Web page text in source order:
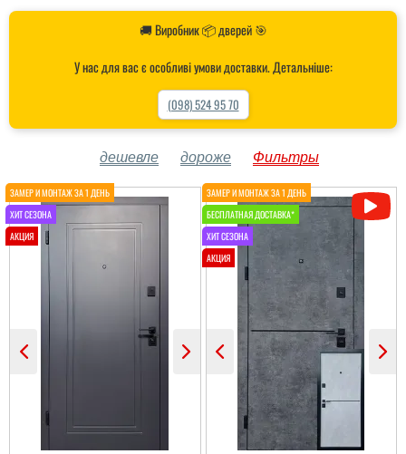
🚚 Виробник 📦 дверей 🎯
У нас для вас є особливі умови доставки. Детальніше:
(098) 524 95 70
дешевле дороже Фильтры